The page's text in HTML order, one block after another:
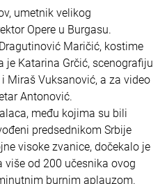
umetnik velikog
Opere u Burgasu.
Maričić, kostime
je Katarina Grčić, scenografiju
Miraš Vuksanović, a za video
Antonović.
među kojima su bili
predsednikom Srbije
visoke zvanice, dočekalo je
više od 200 učesnika ovog
burnim aplauzom.